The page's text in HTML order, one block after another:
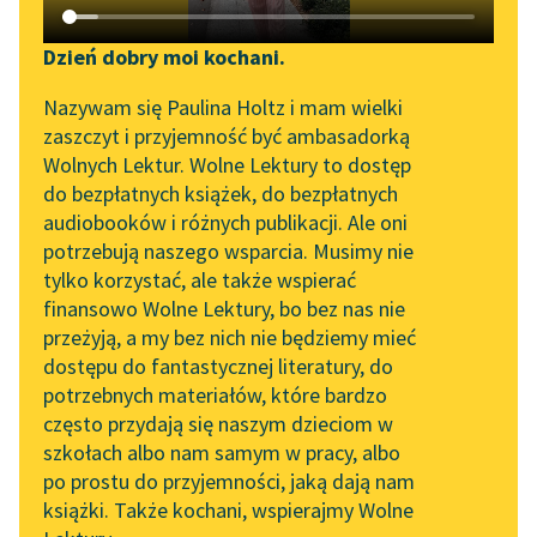
Katalog DAISY
Podkasty o książkach
Zgłoś brak utworu
Aktualności
„Prokurator Alicja Horn”
do słuchania
Byliśmy częścią AI Impact
Lab
Zapraszamy na spotkanie
online z tłumaczkami
literatury skandynawskiej
Spotkanie z Katarzyną
Tunkiel w Oslo
102. lata temu zmarł
Joseph Conrad
Narzędzia
Mapa Wolnych Lektur
Leśmianator
Przewodnik dla piszących i
czytających
API
OAI-PMH
Widget Wolnych Lektur
Przypisy
Dzień dobry moi kochani.
Nazywam się Paulina Holtz i mam wielki
zaszczyt i przyjemność być ambasadorką
Wolnych Lektur. Wolne Lektury to dostęp
do bezpłatnych książek, do bezpłatnych
audiobooków i różnych publikacji. Ale oni
potrzebują naszego wsparcia. Musimy nie
tylko korzystać, ale także wspierać
finansowo Wolne Lektury, bo bez nas nie
przeżyją, a my bez nich nie będziemy mieć
dostępu do fantastycznej literatury, do
potrzebnych materiałów, które bardzo
często przydają się naszym dzieciom w
szkołach albo nam samym w pracy, albo
po prostu do przyjemności, jaką dają nam
książki. Także kochani, wspierajmy Wolne
pobierz audiobook
pobierz książkę
Masza Bogucka Grzegorz Dondziłło
1×